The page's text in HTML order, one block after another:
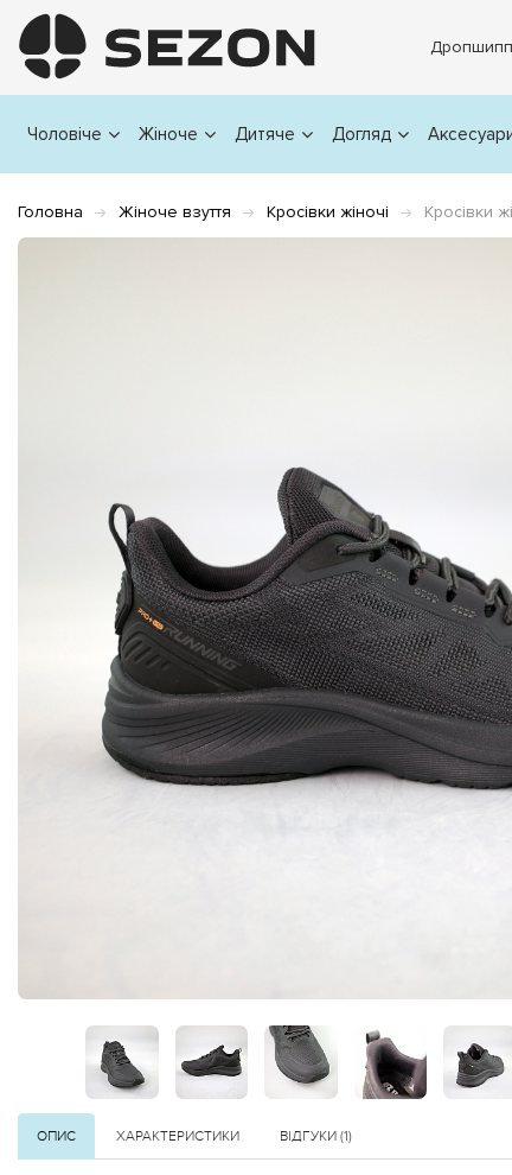
Чоловіче Жіноче Дитяче Догляд
Головна Жіноче взуття Кросівки жіночі Кросівки
ОПИС ХАРАКТЕРИСТИКИ ВІДГУКИ (1)